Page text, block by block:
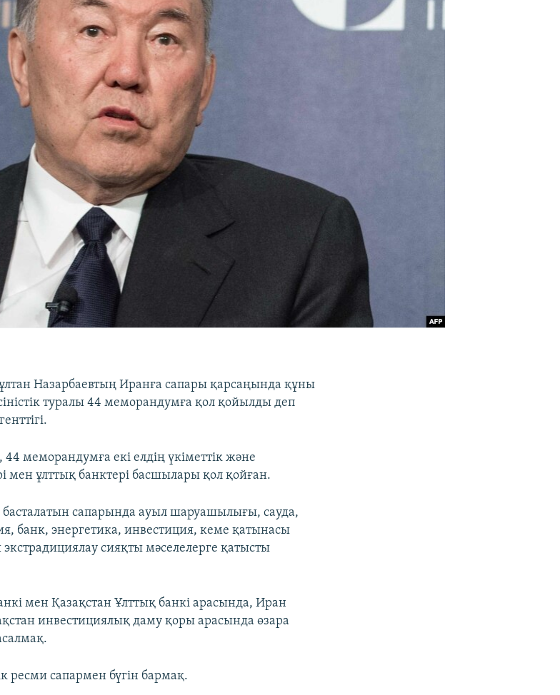
Назарбаевтың Иранға сапары қарсаңында құны
туралы 44 меморандумға қол қойылды деп
44 меморандумға екі елдің үкіметтік және
мен ұлттық банктері басшылары қол қойған.
басталатын сапарында ауыл шаруашылығы, сауда,
банк, энергетика, инвестиция, кеме қатынасы
сияқты мәселелерге қатысты
мен Қазақстан Ұлттық банкі арасында, Иран
инвестициялық даму қоры арасында өзара
ресми сапармен бүгін бармақ.